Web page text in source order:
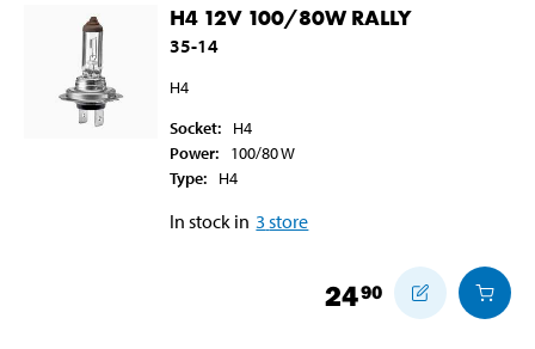
H4 12V 100/80W RALLY
35-14
H4
Socket:
H4
Power: 100/80W
Type: H4
In stock in 3 store
2490